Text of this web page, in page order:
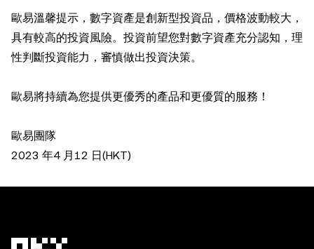
歐易溫馨提示，數字資產是創新型投資品，價格波動較大，
具有較高的投資風險。投資前望您對數字資產充分認知，理
性判斷投資能力，審慎做出投資決策。
歐易將持續為您提供更優秀的產品和更優質的服務！
歐易團隊
2023 年4 月12 日(HKT)